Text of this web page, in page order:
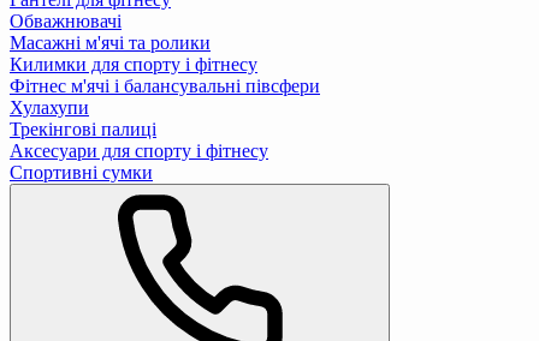
Обважнювачі
Масажні м'ячі та ролики
Килимки для спорту і фітнесу
Фітнес м'ячі і балансувальні півсфери
Хулахупи
Трекінгові палиці
Аксесуари для спорту і фітнесу
Спортивні сумки